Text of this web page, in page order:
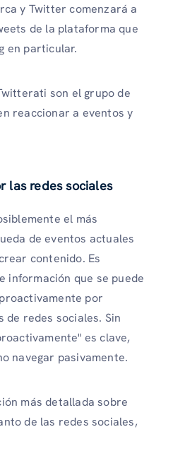
y Twitter comenzará a
de la plataforma que
en particular.
son el grupo de
reaccionar a eventos y
las redes sociales
el más
de eventos actuales
contenido. Es
información que se puede
por
redes sociales. Sin
es clave,
navegar pasivamente.
más detallada sobre
de las redes sociales,